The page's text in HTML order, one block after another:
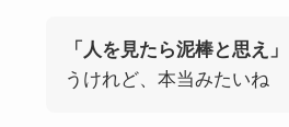
「人を見たら泥棒と思え」
うけれど、本当みたいね